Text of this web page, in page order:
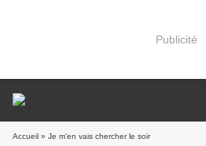
Publicité
Accueil » Je m'en vais chercher le soir